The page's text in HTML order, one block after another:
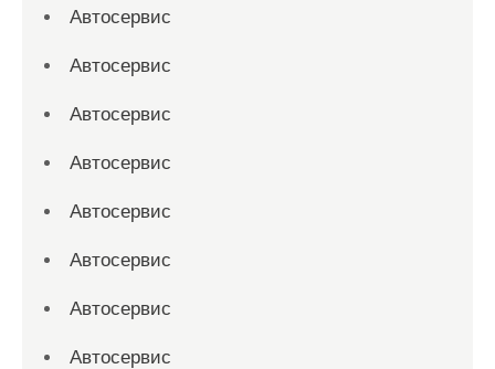
Автосервис
Автосервис
Автосервис
Автосервис
Автосервис
Автосервис
Автосервис
Автосервис